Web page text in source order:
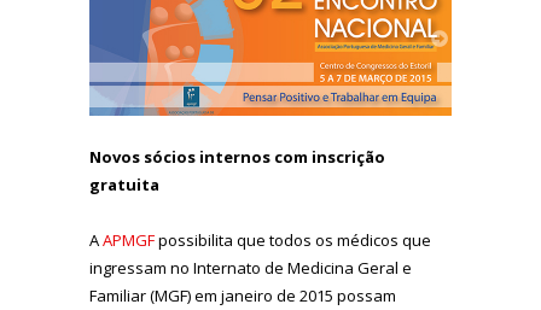
Novos sócios internos com inscrição
gratuita
AAPMGFpossibilita que todos os médicos que
ingressam no Internato de Medicina Geral e
Familiar (MGF) em janeiro de 2015 possam